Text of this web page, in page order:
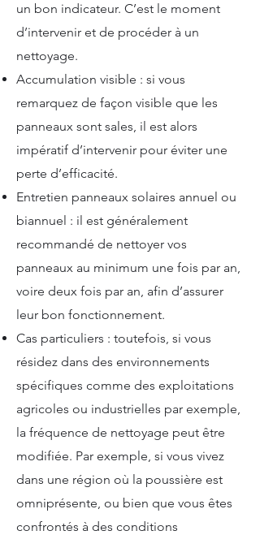
un bon indicateur. C’est le moment
d’intervenir et de procéder à un
nettoyage.
Accumulation visible : si vous
remarquez de façon visible que les
panneaux sont sales, il est alors
impératif d’intervenir pour éviter une
perte d’efficacité.
Entretien panneaux solaires annuel ou
biannuel : il est généralement
recommandé de nettoyer vos
panneaux au minimum une fois par an,
voire deux fois par an, afin d’assurer
leur bon fonctionnement.
Cas particuliers : toutefois, si vous
résidez dans des environnements
spécifiques comme des exploitations
agricoles ou industrielles par exemple,
la fréquence de nettoyage peut être
modifiée. Par exemple, si vous vivez
dans une région où la poussière est
omniprésente, ou bien que vous êtes
confrontés à des conditions